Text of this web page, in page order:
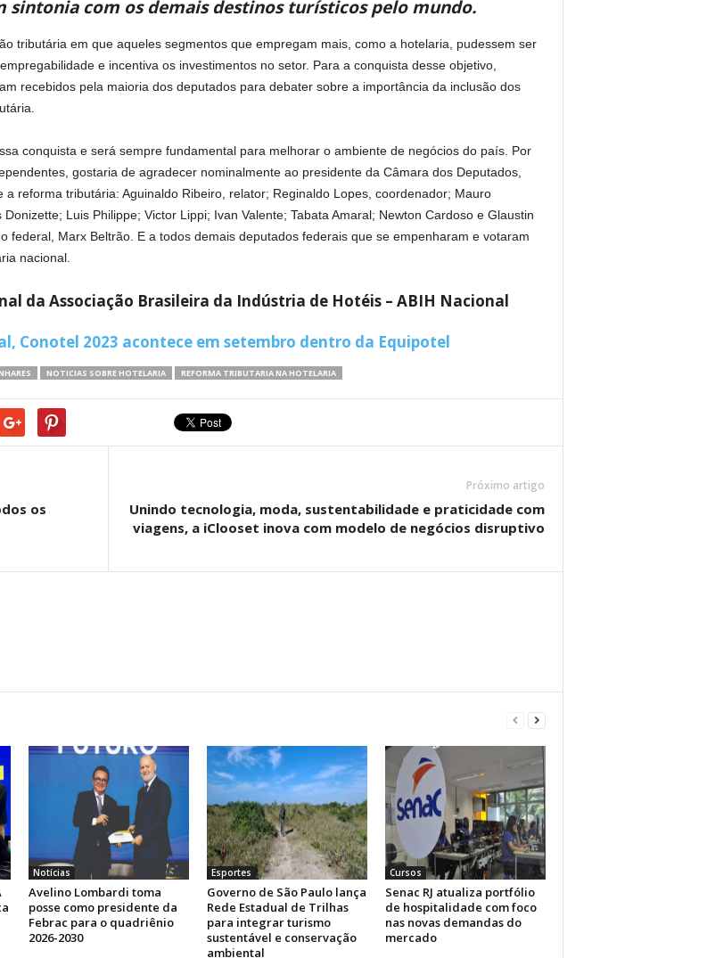
sintonia com os demais destinos turísticos pelo mundo.
tributária em que aqueles segmentos que empregam mais, como a hotelaria, pudessem ser
e incentiva os investimentos no setor. Para a conquista desse objetivo,
recebidos pela maioria dos deputados para debater sobre a importância da inclusão dos
conquista e será sempre fundamental para melhorar o ambiente de negócios do país. Por
gostaria de agradecer nominalmente ao presidente da Câmara dos Deputados,
reforma tributária: Aguinaldo Ribeiro, relator; Reginaldo Lopes, coordenador; Mauro
Luis Philippe; Victor Lippi; Ivan Valente; Tabata Amaral; Newton Cardoso e Glaustin
federal, Marx Beltrão. E a todos demais deputados federais que se empenharam e votaram
nacional.
da Associação Brasileira da Indústria de Hotéis – ABIH Nacional
Conotel 2023 acontece em setembro dentro da Equipotel
NOTICIAS SOBRE HOTELARIA REFORMA TRIBUTARIA NA HOTELARIA
os
Próximo artigo
Unindo tecnologia, moda, sustentabilidade e praticidade com
viagens, a iClooset inova com modelo de negócios disruptivo
Notícias
Avelino Lombardi toma
posse como presidente da
Febrac para o quadriênio
2026-2030
Esportes
Governo de São Paulo lança
Rede Estadual de Trilhas
para integrar turismo
sustentável e conservação
ambiental
Cursos
Senac RJ atualiza portfólio
de hospitalidade com foco
nas novas demandas do
mercado